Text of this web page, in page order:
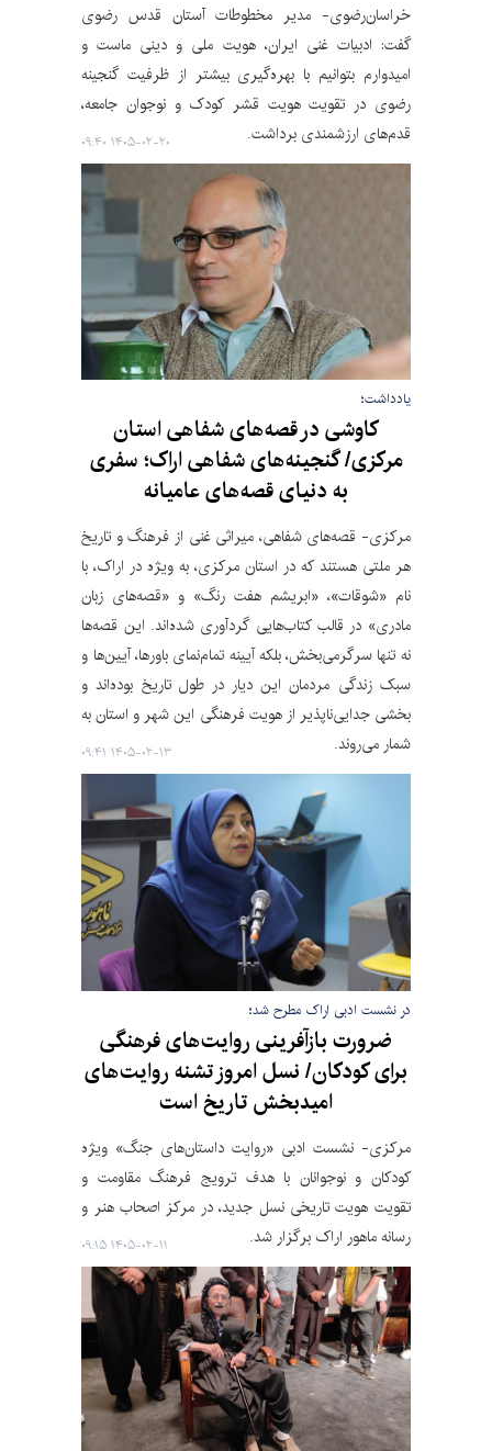
خراسان‌رضوی- مدیر مخطوطات آستان قدس رضوی
گفت: ادبیات غنی ایران، هویت ملی و دینی ماست و
امیدوارم بتوانیم با بهره‌گیری بیشتر از ظرفیت گنجینه
رضوی در تقویت هویت قشر کودک و نوجوان جامعه،
قدم‌های ارزشمندی برداشت‌.
۱۴۰۵-۰۲-۲۰ ۰۹:۴۰
یادداشت؛
کاوشی در قصه‌های شفاهی استان
مرکزی/ گنجینه‌های شفاهی اراک؛ سفری
به دنیای قصه‌های عامیانه
مرکزی‌- قصه‌های شفاهی، میراثی غنی از فرهنگ و تاریخ
هر ملتی هستند که در استان مرکزی، به ویژه در اراک، با
نام «شوقات»، «ابریشم هفت رنگ» و «قصه‌های زبان
مادری» در قالب کتاب‌هایی گردآوری شده‌اند. این قصه‌ها
نه تنها سرگرمی‌بخش، بلکه آیینه تمام‌نمای باورها، آیین‌ها و
سبک زندگی مردمان این دیار در طول تاریخ بوده‌اند و
بخشی جدایی‌ناپذیر از هویت فرهنگی این شهر و استان به
شمار می‌روند.
۱۴۰۵-۰۲-۱۳ ۰۹:۴۱
در نشست ادبی اراک مطرح شد؛
ضرورت بازآفرینی روایت‌های فرهنگی
برای کودکان/ نسل امروز تشنه روایت‌های
امیدبخش تاریخ است
مرکزی- نشست ادبی «روایت داستان‌های جنگ» ویژه
کودکان و نوجوانان با هدف ترویج فرهنگ مقاومت و
تقویت هویت تاریخی نسل جدید، در مرکز اصحاب هنر و
رسانه ماهور اراک برگزار شد.
۱۴۰۵-۰۲-۱۱ ۰۹:۱۵